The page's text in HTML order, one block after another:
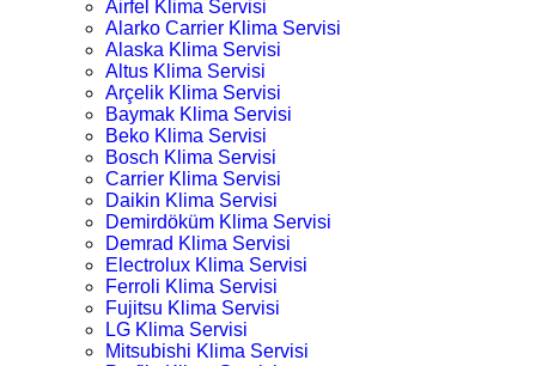
Airfel Klima Servisi
Alarko Carrier Klima Servisi
Alaska Klima Servisi
Altus Klima Servisi
Arçelik Klima Servisi
Baymak Klima Servisi
Beko Klima Servisi
Bosch Klima Servisi
Carrier Klima Servisi
Daikin Klima Servisi
Demirdöküm Klima Servisi
Demrad Klima Servisi
Electrolux Klima Servisi
Ferroli Klima Servisi
Fujitsu Klima Servisi
LG Klima Servisi
Mitsubishi Klima Servisi